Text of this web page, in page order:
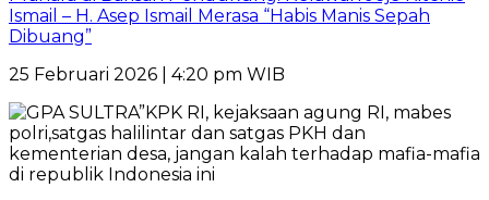
Ismail – H. Asep Ismail Merasa “Habis Manis Sepah
Dibuang”
25 Februari 2026 | 4:20 pm WIB